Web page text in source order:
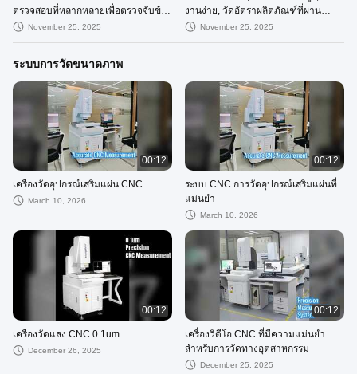
ตรวจสอบที่หลากหลายเพื่อตรวจจับข้อ
บกพร่องประเภทต่างๆ และรับประกัน
November 25, 2025
งานง่าย, วัดอัตราผลิตภัณฑ์ที่ผ่าน
เกณฑ์November 25, 2025
ระบบการวัดขนาดภาพ
00:12
เครื่องวัดอุปกรณ์เสริมแผ่น CNC
March 10, 2026
00:12
ระบบ CNC การวัดอุปกรณ์เสริมแผ่นที่
แม่นยำ
March 10, 2026
00:12
เครื่องวัดแสง CNC 0.1um
December 26, 2025
00:12
เครื่องวิดีโอ CNC ที่มีความแม่นยำ
สำหรับการวัดทางอุตสาหกรรม
December 25, 2025